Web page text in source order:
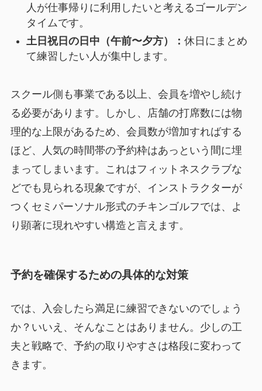
人が仕事帰りに利用したいと考えるゴールデン
タイムです。
土日祝日の日中（午前〜夕方）： 休日にまとめ
て練習したい人が集中します。
スクール側も事業である以上、会員を増やし続け
る必要があります。しかし、店舗の打席数には物
理的な上限があるため、会員数が増加すればする
ほど、人気の時間帯の予約枠はあっという間に埋
まってしまいます。これはフィットネスクラブな
どでも見られる現象ですが、インストラクターが
つくセミパーソナル形式のチキンゴルフでは、よ
り顕著に現れやすい構造と言えます。
予約を確保するための具体的な対策
では、入会したら満足に練習できないのでしょう
か？いいえ、そんなことはありません。少しの工
夫と戦略で、予約の取りやすさは格段に変わって
きます。